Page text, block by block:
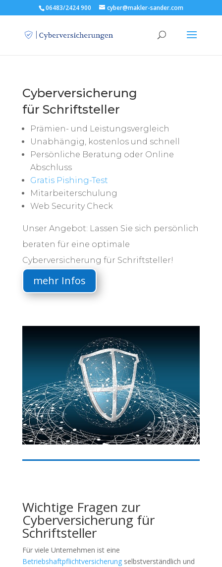
06483/2424 900 cyber@makler-sander.com
Cyberversicherung
für Schriftsteller
Prämien- und Leistungsvergleich
Unabhängig, kostenlos und schnell
Persönliche Beratung oder Online
Abschluss
Gratis Pishing-Test
Mitarbeiterschulung
Web Security Check
Unser Angebot: Lassen Sie sich persönlich
beraten für eine optimale
Cyberversicherung für Schriftsteller!
mehr Infos
Wichtige Fragen zur
Cyberversicherung für
Schriftsteller
Für viele Unternehmen ist eine
Betriebshaftpflichtversicherungselbstverständlich und